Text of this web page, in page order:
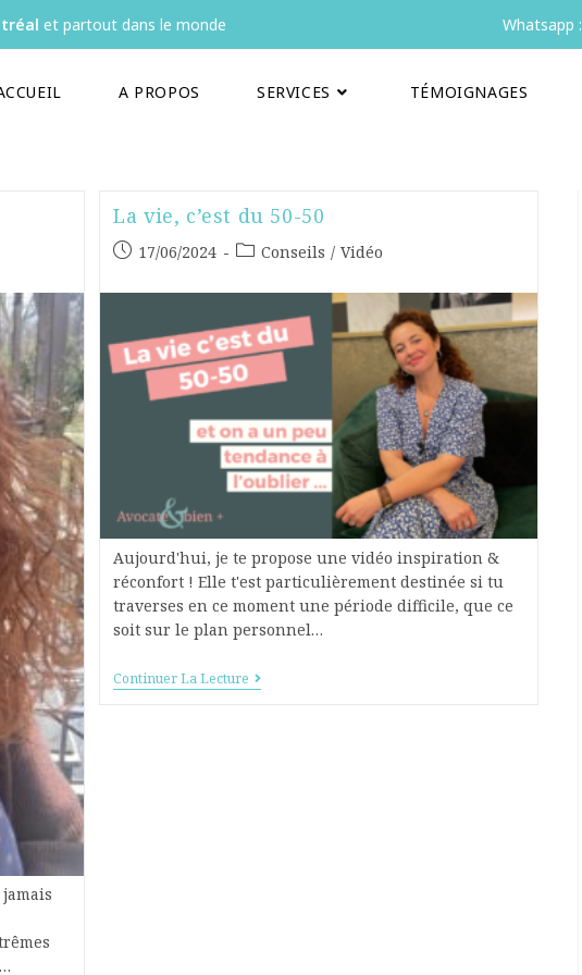
et partout dans le monde Whatsapp :
A PROPOS SERVICES TÉMOIGNAGES
La vie, c’est du 50-50
17/06/2024 Conseils / Vidéo
Aujourd'hui, je te propose une vidéo inspiration &
réconfort ! Elle t'est particulièrement destinée si tu
traverses en ce moment une période difficile, que ce
soit sur le plan personnel…
Continuer La Lecture